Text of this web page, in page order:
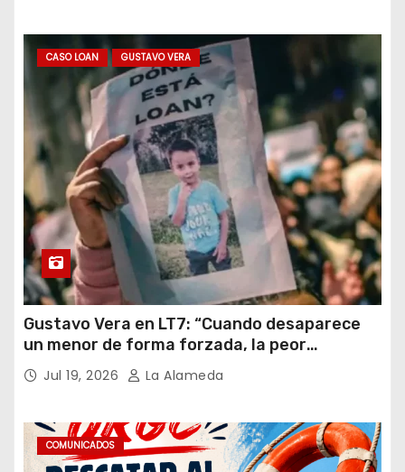
CASO LOAN GUSTAVO VERA
Gustavo Vera en LT7: “Cuando desaparece
un menor de forma forzada, la peor
hipótesis es trata, y así debe seguir
caratulado el caso Loan”
Jul 19, 2026 La Alameda
COMUNICADOS